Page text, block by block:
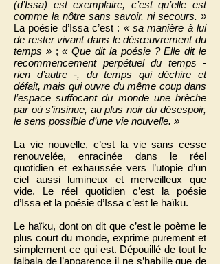
(d’Issa) est exemplaire, c’est qu’elle est
comme la nôtre sans savoir, ni secours. »
La poésie d’Issa c’est : « sa manière à lui
de rester vivant dans le désœuvrement du
temps »;« Que dit la poésie ? Elle dit le
recommencement perpétuel du temps -
rien d’autre -, du temps qui déchire et
défait, mais qui ouvre du même coup dans
l’espace suffocant du monde une brèche
par où s’insinue, au plus noir du désespoir,
le sens possible d’une vie nouvelle. »
La vie nouvelle, c’est la vie sans cesse
renouvelée, enracinée dans le réel
quotidien et exhaussée vers l’utopie d’un
ciel aussi lumineux et merveilleux que
vide. Le réel quotidien c’est la poésie
d’Issa et la poésie d’Issa c’est le haïku.
Le haïku, dont on dit que c’est le poème le
plus court du monde, exprime purement et
simplement ce qui est. Dépouillé de tout le
falbala de l’apparence il ne s’habille que de